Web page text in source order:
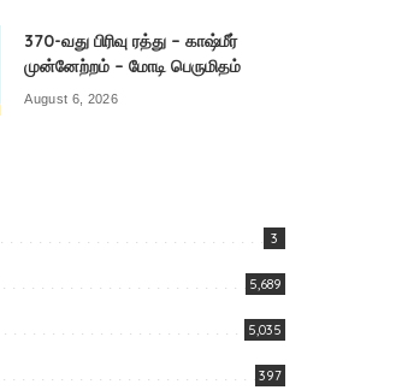
370-வது பிரிவு ரத்து – காஷ்மீர்
முன்னேற்றம் – மோடி பெருமிதம்
August 6, 2026
3
5,689
5,035
397